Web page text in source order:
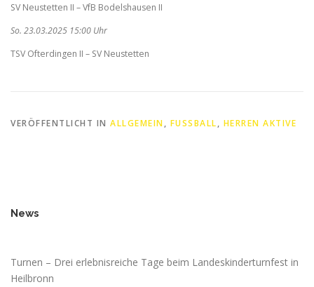
SV Neustetten II – VfB Bodelshausen II
So. 23.03.2025 15:00 Uhr
TSV Ofterdingen II – SV Neustetten
VERÖFFENTLICHT IN ALLGEMEIN, FUSSBALL, HERREN AKTIVE
News
Turnen – Drei erlebnisreiche Tage beim Landeskinderturnfest in
Heilbronn